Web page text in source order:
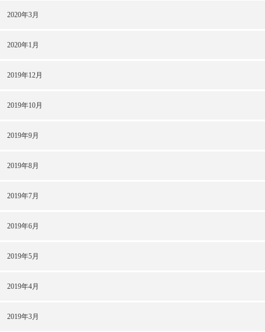
2020年3月
2020年1月
2019年12月
2019年10月
2019年9月
2019年8月
2019年7月
2019年6月
2019年5月
2019年4月
2019年3月